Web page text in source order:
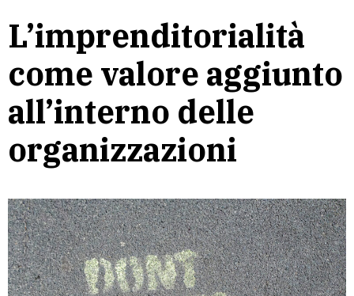
L’imprenditorialità
come valore aggiunto
all’interno delle
organizzazioni